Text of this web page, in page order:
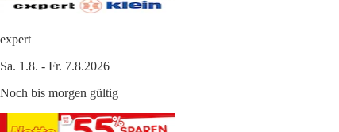
expert
Sa. 1.8. - Fr. 7.8.2026
Noch bis morgen gültig